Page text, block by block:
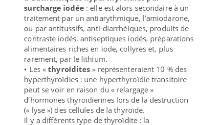
surcharge iodée : elle est alors secondaire à un
traitement par un antiarythmique, l’amiodarone,
ou par antitussifs, anti-diarrhéiques, produits de
contraste iodés, antiseptiques iodés, préparations
alimentaires riches en iode, collyres et, plus
rarement, par le lithium.
• Les «thyroïdites» représenteraient 10 % des
hyperthyroïdies : une hyperthyroïdie transitoire
peut se voir en raison du « relargage »
d’hormones thyroïdiennes lors de la destruction
(« lyse ») des cellules de la thyroïde.
Il y a différents type de thyroïdite : la